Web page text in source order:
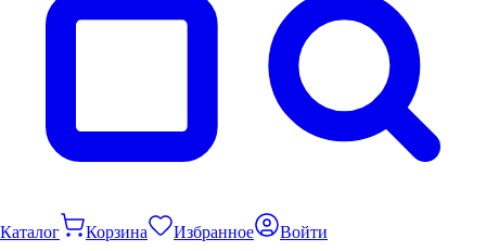
Каталог Корзина Избранное Войти